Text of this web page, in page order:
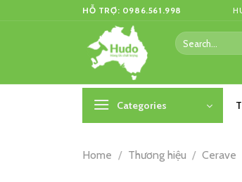
HỖ TRỢ: 0986.561.998
Search
for:
Categories
Home / Thương hiệu / Cerave